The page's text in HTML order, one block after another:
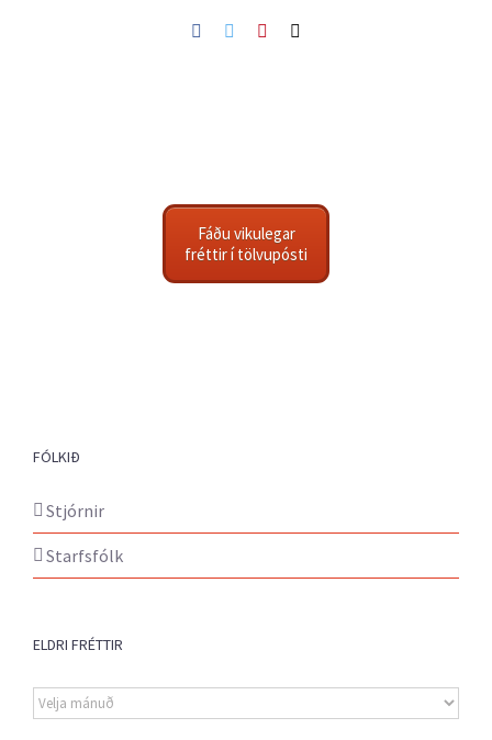
Facebook
TwitterPinterest
Fáðu vikulegar
fréttir í tölvupósti
FÓLKIÐ
Stjórnir
Starfsfólk
ELDRI FRÉTTIR
Eldri
fréttir